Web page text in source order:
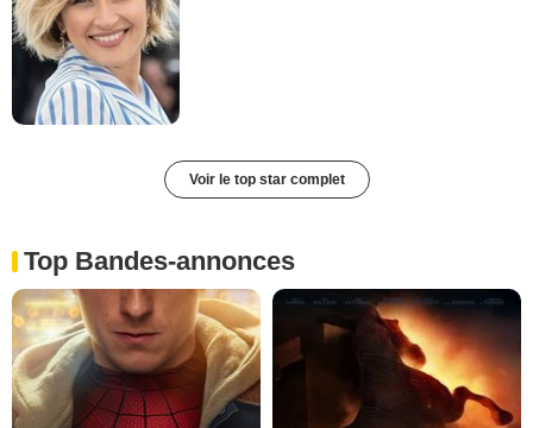
Voir le top star complet
Top Bandes-annonces